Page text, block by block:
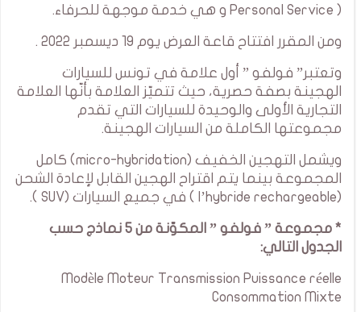
Personal Service ) و هي خدمة موجهة للحرفاء.
ومن المقرر افتتاح قاعة العرض يوم 19 ديسمبر 2022 .
وتعتبر” فولفو ” أول علامة في تونس للسيارات
الهجينة بصفة حصرية، حيث تتميّز العلامة بأنّها العلامة
التجارية الأولى والوحيدة للسيارات التي تقدم
مجموعتها الكاملة من السيارات الهجينة.
ويشمل التهجين الخفيف (micro-hybridation) كامل
المجموعة بينما يتم اقتراح الهجين القابل لإعادة الشحن
(l’hybride rechargeable ) في جميع السيارات (SUV ).
* مجموعة ” فولفو ” المكوّنة من 5 نماذج حسب
الجدول التالي:
Modèle Moteur Transmission Puissance réelle
Consommation Mixte